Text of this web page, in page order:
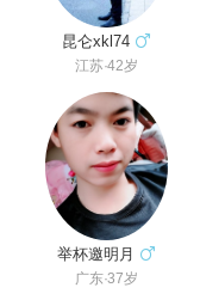
昆仑xkl74
江苏·42岁
举杯邀明月
广东·37岁